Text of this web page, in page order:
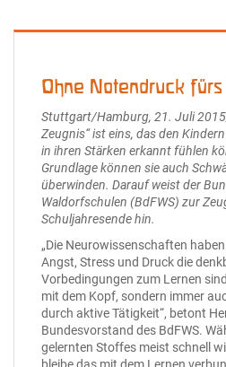
Ohne Notendruck
Stuttgart/Hamburg, 21. Juli
Zeugnis“ ist eins, das den
in ihren Stärken erkannt fühlen
Grundlage können sie auch
überwinden. Darauf weist der
Waldorfschulen (BdFWS) zur
Schuljahresende hin.
„Die Neurowissenschaften
Angst, Stress und Druck die
Vorbedingungen zum Lernen
mit dem Kopf, sondern immer
durch aktive Tätigkeit“, betont
Bundesvorstand des BdFWS.
gelernten Stoffes meist schnell